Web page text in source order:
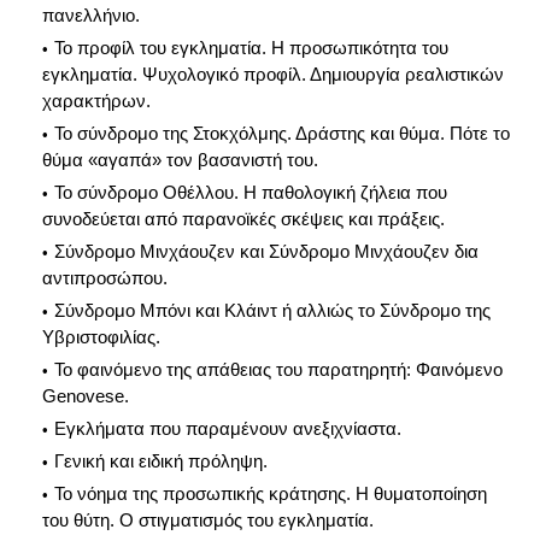
πανελλήνιο.
Το προφίλ του εγκληματία. Η προσωπικότητα του
εγκληματία. Ψυχολογικό προφίλ. Δημιουργία ρεαλιστικών
χαρακτήρων.
Το σύνδρομο της Στοκχόλμης. Δράστης και θύμα. Πότε το
θύμα «αγαπά» τον βασανιστή του.
Το σύνδρομο Οθέλλου. Η παθολογική ζήλεια που
συνοδεύεται από παρανοϊκές σκέψεις και πράξεις.
Σύνδρομο Μινχάουζεν και Σύνδρομο Μινχάουζεν δια
αντιπροσώπου.
Σύνδρομο Μπόνι και Κλάιντ ή αλλιώς το Σύνδρομο της
Υβριστοφιλίας.
Το φαινόμενο της απάθειας του παρατηρητή: Φαινόμενο
Genovese.
Εγκλήματα που παραμένουν ανεξιχνίαστα.
Γενική και ειδική πρόληψη.
Το νόημα της προσωπικής κράτησης. Η θυματοποίηση
του θύτη. Ο στιγματισμός του εγκληματία.